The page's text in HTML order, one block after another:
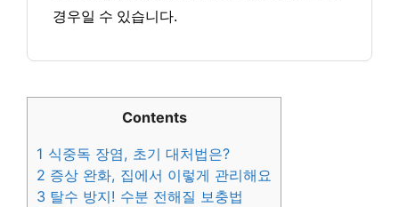
경우일 수 있습니다.
Contents
1 식중독 장염, 초기 대처법은?
2 증상 완화, 집에서 이렇게 관리해요
3 탈수 방지! 수분 전해질 보충법